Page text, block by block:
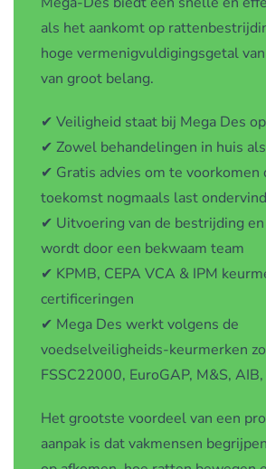
als het aankomt op
hoge vermenigvuldigingsgetal
van groot belang.
✔ Veiligheid staat bij Mega Des
✔ Zowel behandelingen in huis
✔ Gratis advies om te voorkomen
toekomst nogmaals last
✔ Uitvoering van de bestrijding
wordt door een bekwaam team
✔ KPMB, CEPA VCA & IPM
certificeringen
✔ Mega Des werkt volgens de
voedselveiligheids-keurmerken
FSSC22000, EuroGAP, M&S,
Het grootste voordeel van een
aanpak is dat vakmensen